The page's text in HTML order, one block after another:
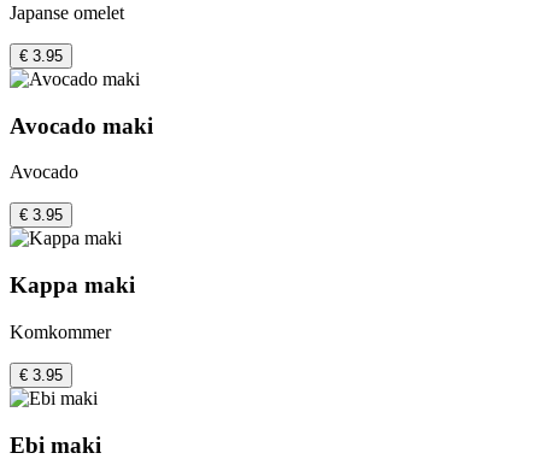
Japanse omelet
€ 3.95
Avocado maki
Avocado
€ 3.95
Kappa maki
Komkommer
€ 3.95
Ebi maki